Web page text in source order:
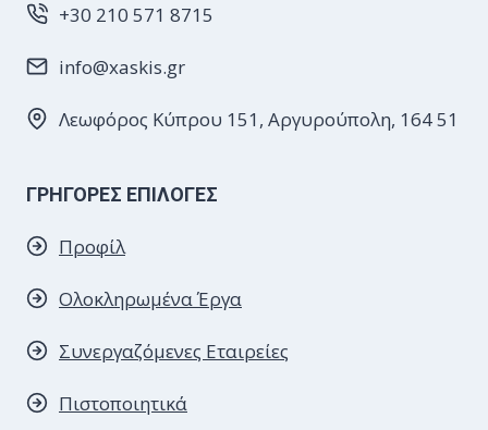
+30 210 571 8715
info@xaskis.gr
Λεωφόρος Κύπρου 151, Αργυρούπολη, 164 51
ΓΡΗΓΟΡΕΣ ΕΠΙΛΟΓΕΣ
Προφίλ
Ολοκληρωμένα Έργα
Συνεργαζόμενες Εταιρείες
Πιστοποιητικά